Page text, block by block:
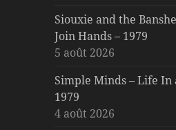
Siouxie and the
Join Hands – 1979
5 août 2026
Simple Minds – Life In
1979
4 août 2026